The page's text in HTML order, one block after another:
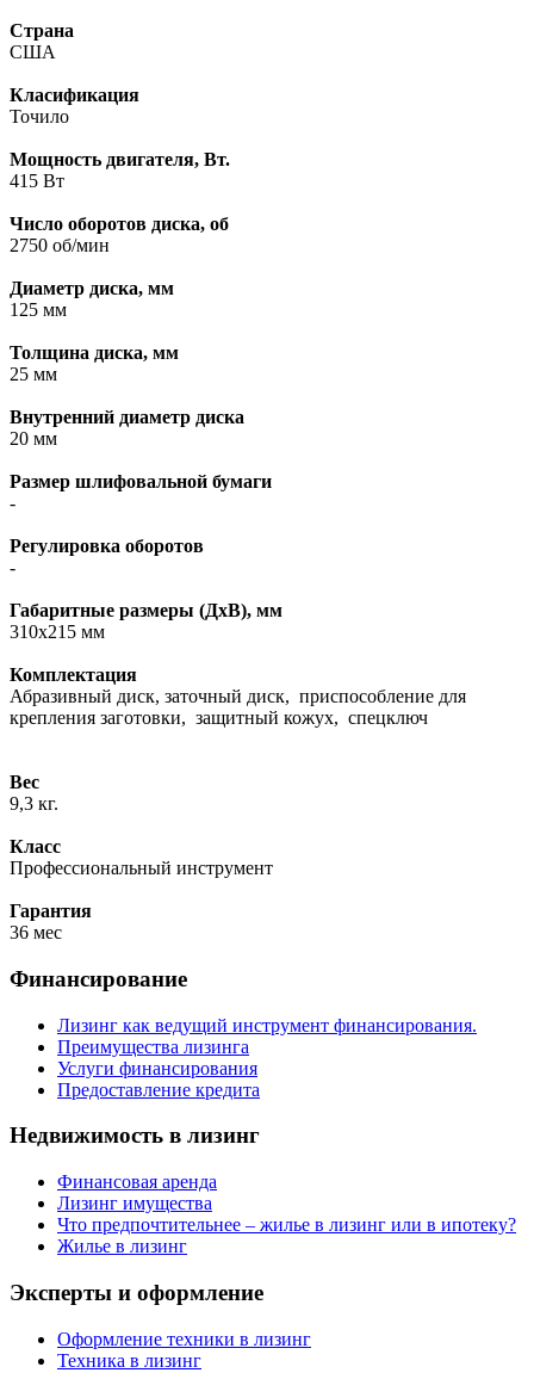
Страна
США
Класификация
Точило
Мощность двигателя, Вт.
415 Вт
Число оборотов диска, об
2750 об/мин
Диаметр диска, мм
125 мм
Толщина диска, мм
25 мм
Внутренний диаметр диска
20 мм
Размер шлифовальной бумаги
-
Регулировка оборотов
-
Габаритные размеры (ДхВ), мм
310х215 мм
Комплектация
Абразивный диск, заточный диск, приспособление для
крепления заготовки, защитный кожух, спецключ
Вес
9,3 кг.
Класс
Профессиональный инструмент
Гарантия
36 мес
Финансирование
Лизинг как ведущий инструмент финансирования.
Преимущества лизинга
Услуги финансирования
Предоставление кредита
Недвижимость в лизинг
Финансовая аренда
Лизинг имущества
Что предпочтительнее – жилье в лизинг или в ипотеку?
Жилье в лизинг
Эксперты и оформление
Оформление техники в лизинг
Техника в лизинг